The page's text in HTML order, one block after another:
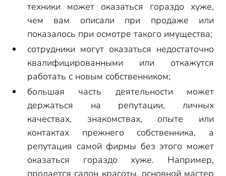
техники может оказаться гораздо хуже,
чем вам описали при продаже или
показалось при осмотре такого имущества;
сотрудники могут оказаться недостаточно
квалифицированными или откажутся
работать с новым собственником;
большая часть деятельности может
держаться на репутации, личных
качествах, знакомствах, опыте или
контактах прежнего собственника, а
репутация самой фирмы без этого может
оказаться гораздо хуже. Например,
продается салон красоты, основной мастер